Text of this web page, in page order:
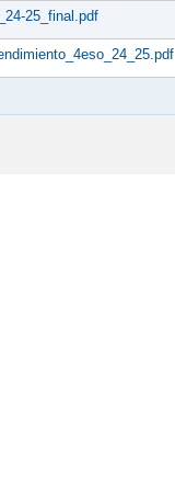
25_final.pdf